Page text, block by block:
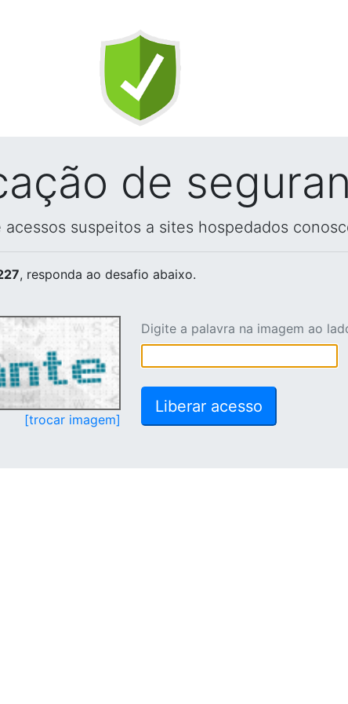
de
suspeitos a sites hospedados
, responda ao desafio abaixo.
[trocar imagem]
Digite a palavra na imagem ao